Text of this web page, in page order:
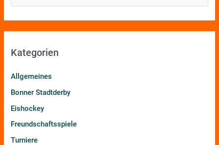
e
n
a
c
h
:
Kategorien
Allgemeines
Bonner Stadtderby
Eishockey
Freundschaftsspiele
Turniere